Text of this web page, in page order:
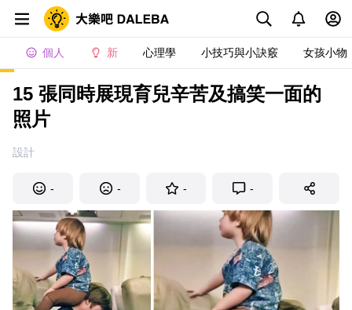
個人 新 心理學 小技巧與小訣竅 女孩小物
15 張同時展現育兒辛苦及搞笑一面的
照片
設計
- - - -